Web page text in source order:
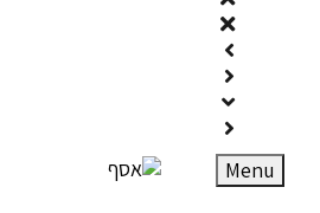
Menu